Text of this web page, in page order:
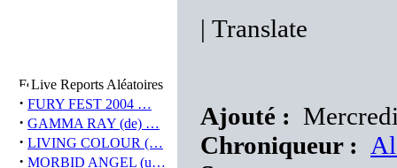
Live Reports Aléatoires
· FURY FEST 2004 …
· GAMMA RAY (de) …
· LIVING COLOUR (…
· MORBID ANGEL (u…
| Translate
Ajouté :
Chroniqueur :